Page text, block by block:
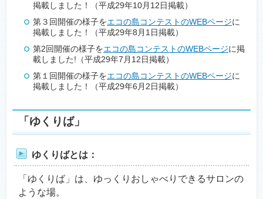
掲載しました！（平成29年10月12日掲載）
第３回開催の様子をエコの島コンテストのWEBページに
掲載しました！（平成29年8月1日掲載）
第2回開催の様子をエコの島コンテストのWEBページに掲
載しました!（平成29年7月12日掲載）
第１回開催の様子をエコの島コンテストのWEBページに
掲載しました！（平成29年6月2日掲載）
「ゆくりば」
ゆくりばとは：
「ゆくりば」は、ゆっくりおしゃべりできるサロンの
ような場。